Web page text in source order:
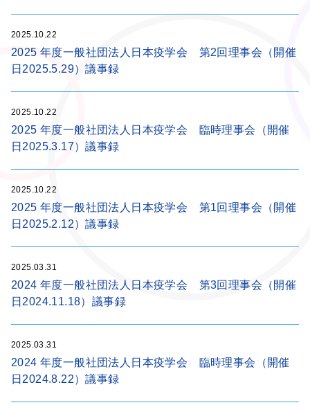
2025.10.22
2025 年度一般社団法人日本疫学会 第2回理事会（開催
日2025.5.29）議事録
2025.10.22
2025 年度一般社団法人日本疫学会 臨時理事会（開催
日2025.3.17）議事録
2025.10.22
2025 年度一般社団法人日本疫学会 第1回理事会（開催
日2025.2.12）議事録
2025.03.31
2024 年度一般社団法人日本疫学会 第3回理事会（開催
日2024.11.18）議事録
2025.03.31
2024 年度一般社団法人日本疫学会 臨時理事会（開催
日2024.8.22）議事録